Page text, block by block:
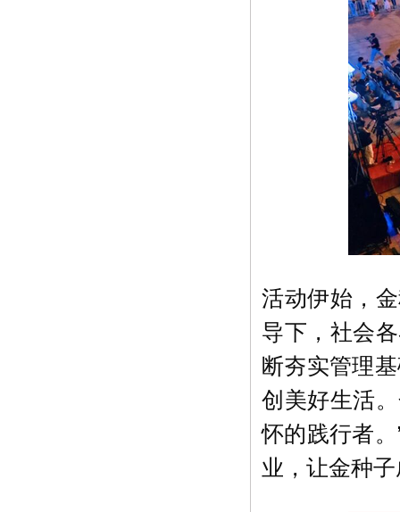
活动伊始，
导下，社会
断夯实管理
创美好生活
怀的践行者
业，让金种